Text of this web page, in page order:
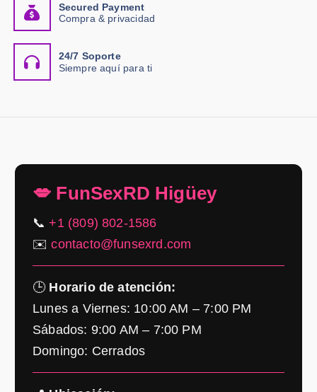
Secured Payment
Compra & privacidad
24/7 Soporte
Siempre aquí para ti
💋 FunSexRD Higüey
📞+1 (809) 802-1586
✉️contacto@funsexrd.com
🕒 Horario de atención:
Lunes a Viernes: 10:00 AM – 7:00 PM
Sábados: 9:00 AM – 7:00 PM
Domingo: Cerrados